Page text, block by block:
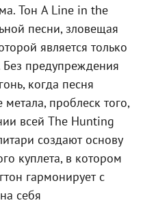
Тон A Line in the
песни, зловещая
является только
предупреждения
когда песня
проблеск того,
всей The Hunting
создают основу
куплета, в котором
гармонирует с
себя